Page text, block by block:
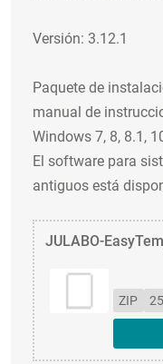
Versión: 3.12.1
Paquete de
manual de
Windows 7, 8, 8.1,
El software para
antiguos está
JULABO-
ZIP